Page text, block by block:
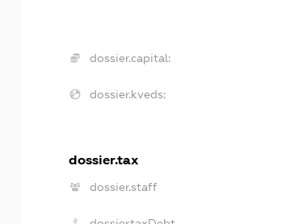
dossier.capital:
dossier.kveds:
dossier.tax
dossier.staff